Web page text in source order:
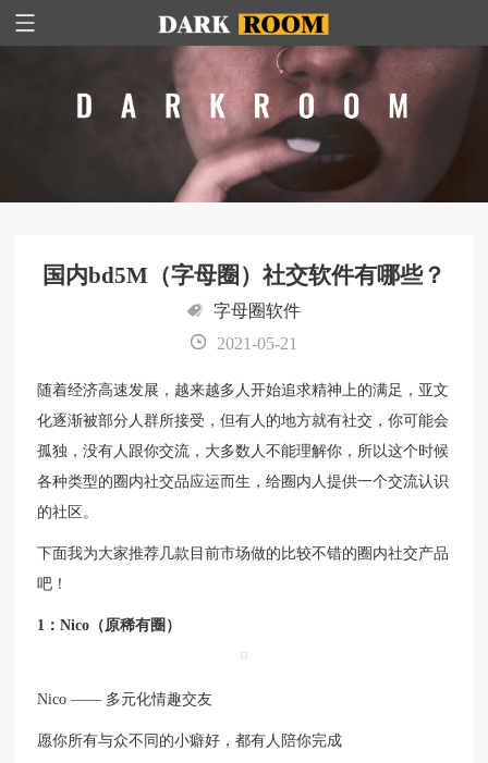
国内bd5M（字母圈）社交软件有哪些？
字母圈软件
2021-05-21
随着经济高速发展，越来越多人开始追求精神上的满足，亚文
化逐渐被部分人群所接受，但有人的地方就有社交，你可能会
孤独，没有人跟你交流，大多数人不能理解你，所以这个时候
各种类型的圈内社交品应运而生，给圈内人提供一个交流认识
的社区。
下面我为大家推荐几款目前市场做的比较不错的圈内社交产品
吧！
1：Nico（原稀有圈）
Nico —— 多元化情趣交友
愿你所有与众不同的小癖好，都有人陪你完成